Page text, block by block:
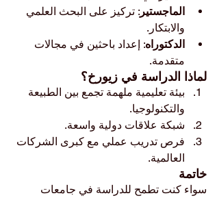
الماجستير : تركيز على البحث العلمي
والابتكار.
الدكتوراه: إعداد باحثين في مجالات
متقدمة.
لماذا الدراسة في زيورخ؟
بيئة تعليمية ملهمة تجمع بين الطبيعة
والتكنولوجيا.
شبكة علاقات دولية واسعة.
فرص تدريب عملي مع كبرى الشركات
العالمية.
خاتمة
سواء كنت تطمح للدراسة في جامعات